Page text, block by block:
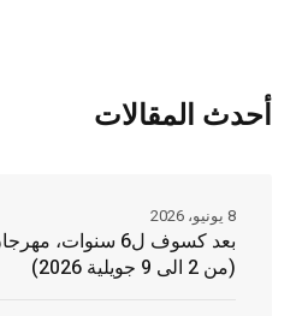
أحدث المقالات
بعد كسوف ل6
(من 2 الى 9 جويلية 2026)
8 يونيو، 2026